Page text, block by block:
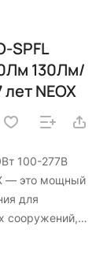
SPFL
130Лм/
NEOX
100-277В
— это мощный
для
сооружений,
поток 130